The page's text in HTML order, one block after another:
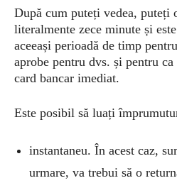
După cum puteți vedea, puteți
literalmente zece minute și
aceeași perioadă de timp
aprobe pentru dvs. și pentru
card bancar imediat.
Este posibil să luați
instantaneu. În acest caz,
urmare, va trebui să o